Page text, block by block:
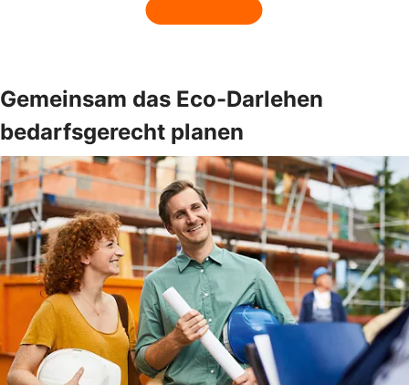
Gemeinsam das Eco-Darlehen
bedarfsgerecht planen